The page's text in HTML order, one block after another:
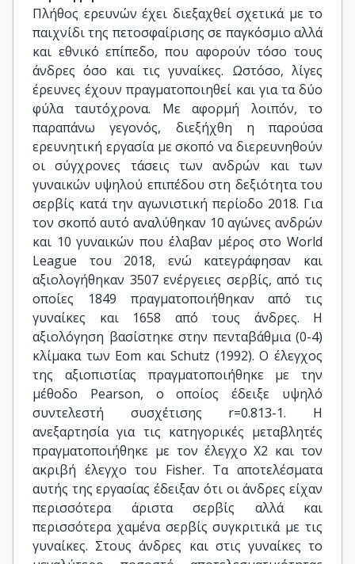
Πλήθος ερευνών έχει διεξαχθεί σχετικά με το
παιχνίδι της πετοσφαίρισης σε παγκόσμιο αλλά
και εθνικό επίπεδο, που αφορούν τόσο τους
άνδρες όσο και τις γυναίκες. Ωστόσο, λίγες
έρευνες έχουν πραγματοποιηθεί και για τα δύο
φύλα ταυτόχρονα. Με αφορμή λοιπόν, το
παραπάνω γεγονός, διεξήχθη η παρούσα
ερευνητική εργασία με σκοπό να διερευνηθούν
οι σύγχρονες τάσεις των ανδρών και των
γυναικών υψηλού επιπέδου στη δεξιότητα του
σερβίς κατά την αγωνιστική περίοδο 2018. Για
τον σκοπό αυτό αναλύθηκαν 10 αγώνες ανδρών
και 10 γυναικών που έλαβαν μέρος στο World
League του 2018, ενώ κατεγράφησαν και
αξιολογήθηκαν 3507 ενέργειες σερβίς, από τις
οποίες 1849 πραγματοποιήθηκαν από τις
γυναίκες και 1658 από τους άνδρες. Η
αξιολόγηση βασίστηκε στην πενταβάθμια (0-4)
κλίμακα των Eom και Schutz (1992). Ο έλεγχος
της αξιοπιστίας πραγματοποιήθηκε με την
μέθοδο Pearson, ο οποίος έδειξε υψηλό
συντελεστή συσχέτισης r=0.813-1. H
ανεξαρτησία για τις κατηγορικές μεταβλητές
πραγματοποιήθηκε με τον έλεγχο Χ2 και τον
ακριβή έλεγχο του Fisher. Τα αποτελέσματα
αυτής της εργασίας έδειξαν ότι οι άνδρες είχαν
περισσότερα άριστα σερβίς αλλά και
περισσότερα χαμένα σερβίς συγκριτικά με τις
γυναίκες. Στους άνδρες και στις γυναίκες το